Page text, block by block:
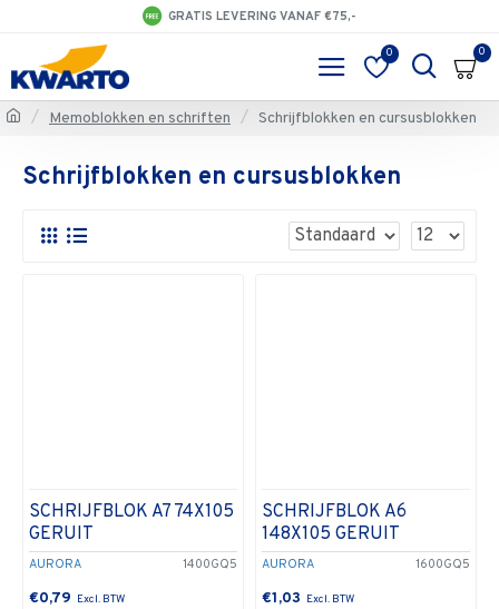
GRATIS LEVERING VANAF €75,-
0 0
Memoblokken en schriften Schrijfblokken en cursusblokken
Schrijfblokken en cursusblokken
AURORA 1400GQ5
SCHRIJFBLOK A7 74X105
GERUIT
€0,79
AURORA 1600GQ5
SCHRIJFBLOK A6
148X105 GERUIT
€1,03